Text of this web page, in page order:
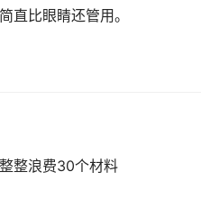
直比眼睛还管用。
整浪费30个材料